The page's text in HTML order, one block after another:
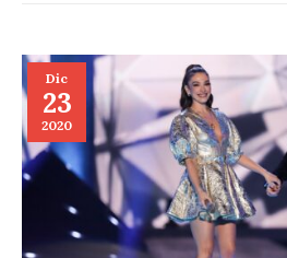
Dic
23
2020